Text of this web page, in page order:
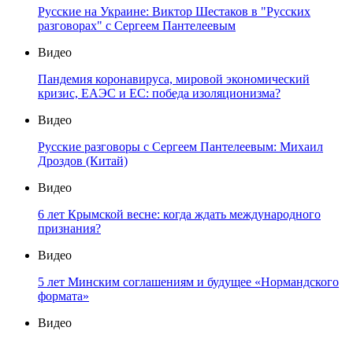
Русские на Украине: Виктор Шестаков в "Русских
разговорах" с Сергеем Пантелеевым
Видео
Пандемия коронавируса, мировой экономический
кризис, ЕАЭС и ЕС: победа изоляционизма?
Видео
Русские разговоры с Сергеем Пантелеевым: Михаил
Дроздов (Китай)
Видео
6 лет Крымской весне: когда ждать международного
признания?
Видео
5 лет Минским соглашениям и будущее «Нормандского
формата»
Видео